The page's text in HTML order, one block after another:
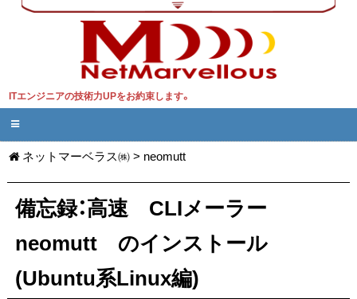
ITエンジニアの技術力UPをお約束します。
ネットマーベラス㈱> neomutt
備忘録：高速 CLIメーラー
neomutt のインストール
(Ubuntu系Linux編)